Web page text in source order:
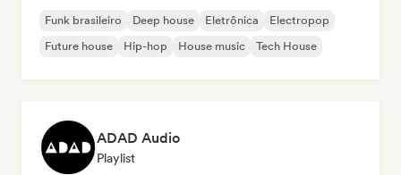
Funk brasileiro Deep house Eletrônica
Electropop
Future house
Hip-hop House music Tech House
ADAD Audio
Playlist